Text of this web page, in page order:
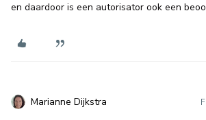
en daardoor is een autorisator ook een
Marianne Dijkstra